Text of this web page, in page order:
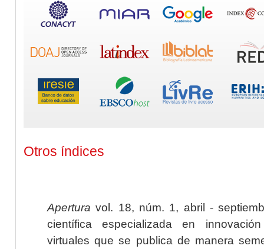
Otros índices
Apertura vol. 18, núm. 1, abril -
científica especializada en
virtuales que se publica de manera